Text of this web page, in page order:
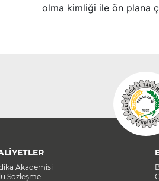
olma kimliği ile ön plana
Akademisi
Sözleşme